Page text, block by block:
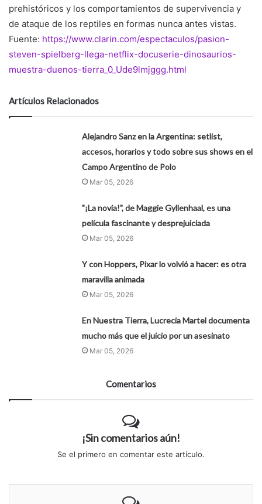
prehistóricos y los comportamientos de supervivencia y
de ataque de los reptiles en formas nunca antes vistas.
Fuente: https://www.clarin.com/espectaculos/pasion-
steven-spielberg-llega-netflix-docuserie-dinosaurios-
muestra-duenos-tierra_0_Ude9lmjggg.html
Artículos Relacionados
Alejandro Sanz en la Argentina: setlist,
accesos, horarios y todo sobre sus shows en el
Campo Argentino de Polo
Mar 05, 2026
"¡La novia!", de Maggie Gyllenhaal, es una
película fascinante y desprejuiciada
Mar 05, 2026
Y con Hoppers, Pixar lo volvió a hacer: es otra
maravilla animada
Mar 05, 2026
En Nuestra Tierra, Lucrecia Martel documenta
mucho más que el juicio por un asesinato
Mar 05, 2026
Comentarios
¡Sin comentarios aún!
Se el primero en comentar este artículo.